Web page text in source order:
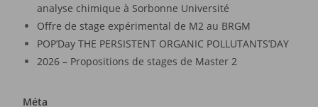
analyse chimique à Sorbonne Université
Offre de stage expérimental de M2 au BRGM
POP’Day THE PERSISTENT ORGANIC POLLUTANTS’DAY
2026 – Propositions de stages de Master 2
Méta